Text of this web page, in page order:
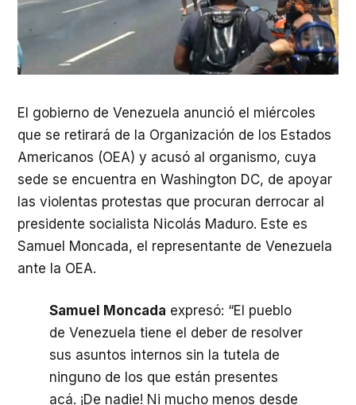
El gobierno de Venezuela anunció el miércoles
que se retirará de la Organización de los Estados
Americanos (OEA) y acusó al organismo, cuya
sede se encuentra en Washington DC, de apoyar
las violentas protestas que procuran derrocar al
presidente socialista Nicolás Maduro. Este es
Samuel Moncada, el representante de Venezuela
ante la OEA.
Samuel Moncada expresó: “El pueblo
de Venezuela tiene el deber de resolver
sus asuntos internos sin la tutela de
ninguno de los que están presentes
acá. ¡De nadie! Ni mucho menos desde